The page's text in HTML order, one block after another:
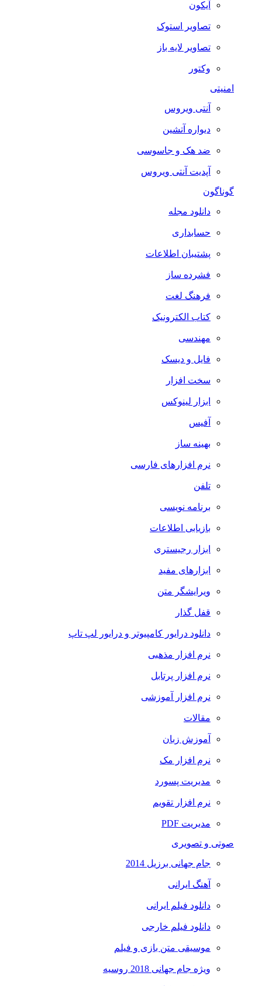
آیکون
تصاویر استوک
تصاویر لایه باز
وکتور
امنیتی
آنتی ویروس
دیواره آتشین
ضد هک و جاسوسی
آپدیت آنتی ویروس
گوناگون
دانلود مجله
حسابداری
پشتیبان اطلاعات
فشرده ساز
فرهنگ لغت
کتاب الکترونیک
مهندسی
فایل و دیسک
سخت افزار
ابزار لینوکس
آفیس
بهینه ساز
نرم افزارهای فارسی
تلفن
برنامه نویسی
بازیابی اطلاعات
ابزار رجیستری
ابزارهای مفید
ویرایشگر متن
قفل گذار
دانلود درایور کامپیوتر و درایور لپ تاپ
نرم افزار مذهبی
نرم افزار پرتابل
نرم افزار آموزشی
مقالات
آموزش زبان
نرم افزار مک
مدیریت پسورد
نرم افزار تقویم
مدیریت PDF
صوتی و تصویری
جام جهانی برزیل 2014
آهنگ ایرانی
دانلود فیلم ایرانی
دانلود فیلم خارجی
موسیقی متن بازی و فیلم
ویژه جام جهانی 2018 روسیه